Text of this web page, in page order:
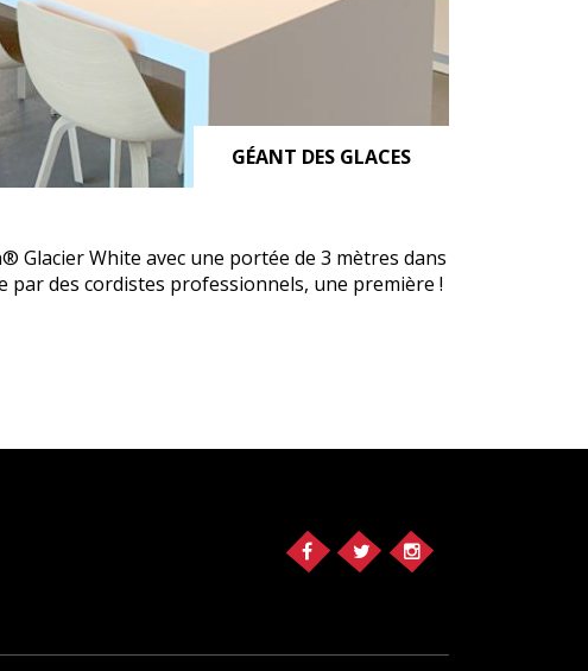
GÉANT DES GLACES
Glacier White avec une portée de 3 mètres dans
par des cordistes professionnels, une première !